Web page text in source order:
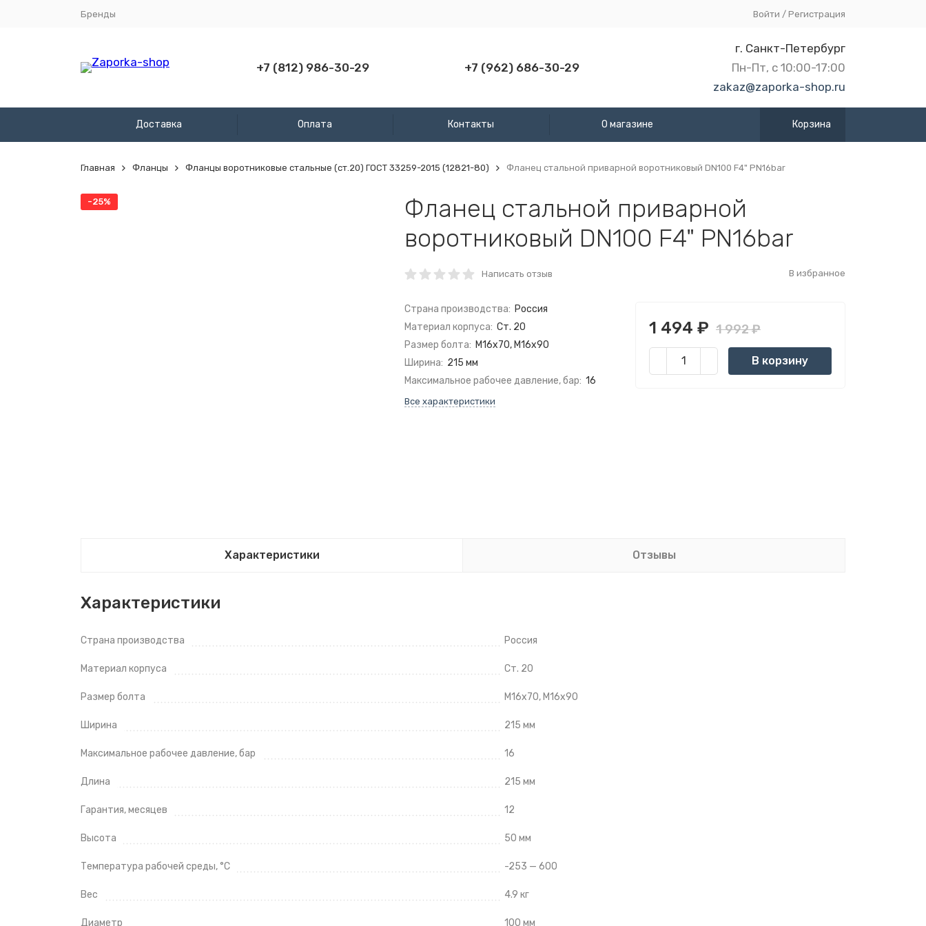
Бренды Войти / Регистрация
+7 (812) 986-30-29 +7 (962) 686-30-29
г. Санкт-Петербург
Пн-Пт, с 10:00-17:00
zakaz@zaporka-shop.ru
Доставка Оплата Контакты О магазине Корзина
Главная Фланцы Фланцы воротниковые стальные (ст.20) ГОСТ 33259-2015 (12821-80) Фланец стальной приварной воротниковый DN100 F4" PN16bar
-25%
Фланец стальной приварной
воротниковый DN100 F4" PN16bar
Написать отзыв В избранное
Страна производства: Россия
Материал корпуса: Ст. 20
Размер болта: М16х70, М16х90
Ширина: 215 мм
Максимальное рабочее давление, бар: 16
Все характеристики
1 494 ₽ 1 992₽
В корзину
Характеристики Отзывы
Характеристики
Страна производства Россия
Материал корпуса Ст. 20
Размер болта М16х70, М16х90
Ширина 215 мм
Максимальное рабочее давление, бар 16
Длина 215 мм
Гарантия, месяцев 12
Высота 50 мм
Температура рабочей среды, °C -253 — 600
Вес 4.9 кг
Диаметр 100 мм